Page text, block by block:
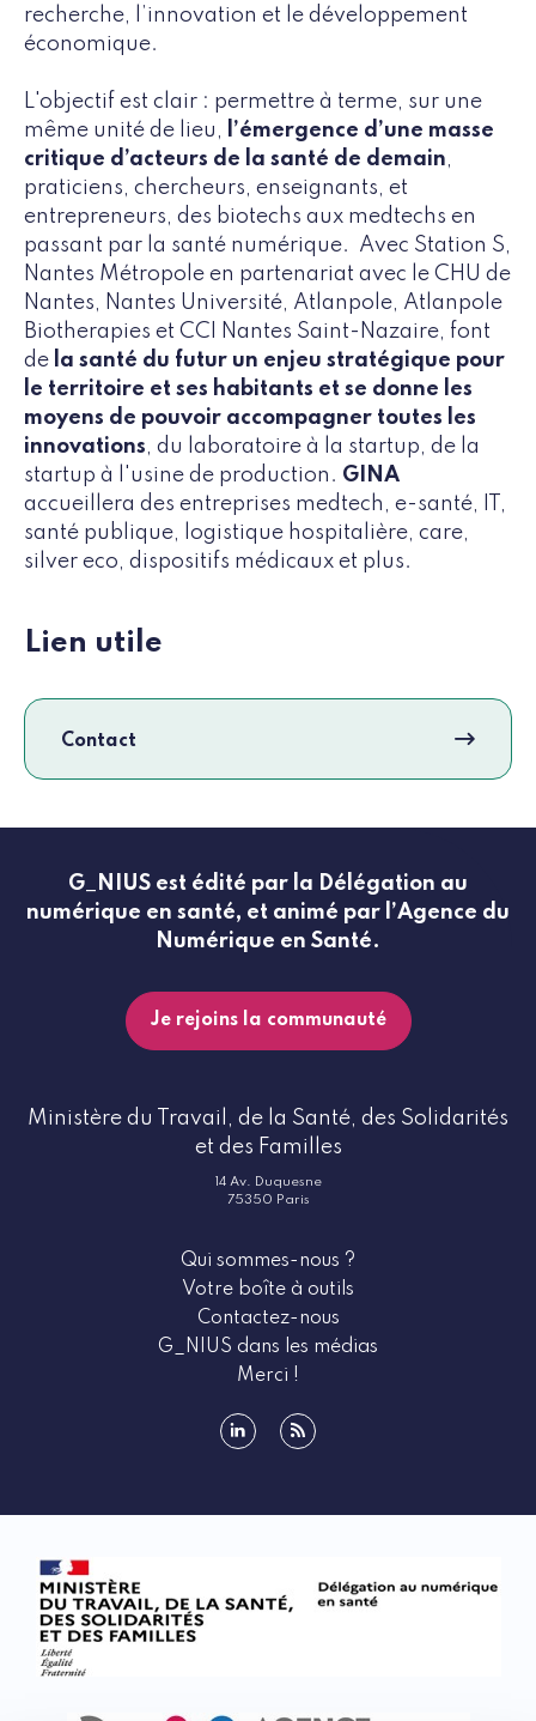
recherche, l’innovation et le développement
économique.
L'objectif est clair : permettre à terme, sur une
même unité de lieu,
l’émergence d’une masse
critique d’acteurs de la santé de demain,
praticiens, chercheurs, enseignants, et
entrepreneurs, des biotechs aux medtechs en
passant par la santé numérique. Avec Station S,
Nantes Métropole en partenariat avec le CHU de
Nantes, Nantes Université, Atlanpole, Atlanpole
Biotherapies et CCI Nantes Saint-Nazaire, font
de la santé du futur un enjeu stratégique pour
le territoire et ses habitants et se donne les
moyens de pouvoir accompagner toutes les
innovations, du laboratoire à la startup, de la
startup à l'usine de production. GINA
accueillera des entreprises medtech, e-santé, IT,
santé publique, logistique hospitalière, care,
silver eco, dispositifs médicaux et plus.
Lien utile
Contact
G_NIUS est édité par la Délégation au
numérique en santé, et animé par l’Agence du
Numérique en Santé.
Je rejoins la communauté
Ministère du Travail, de la Santé, des Solidarités
et des Familles
14 Av. Duquesne
75350 Paris
Qui sommes-nous ?
Votre boîte à outils
Contactez-nous
G_NIUS dans les médias
Merci !